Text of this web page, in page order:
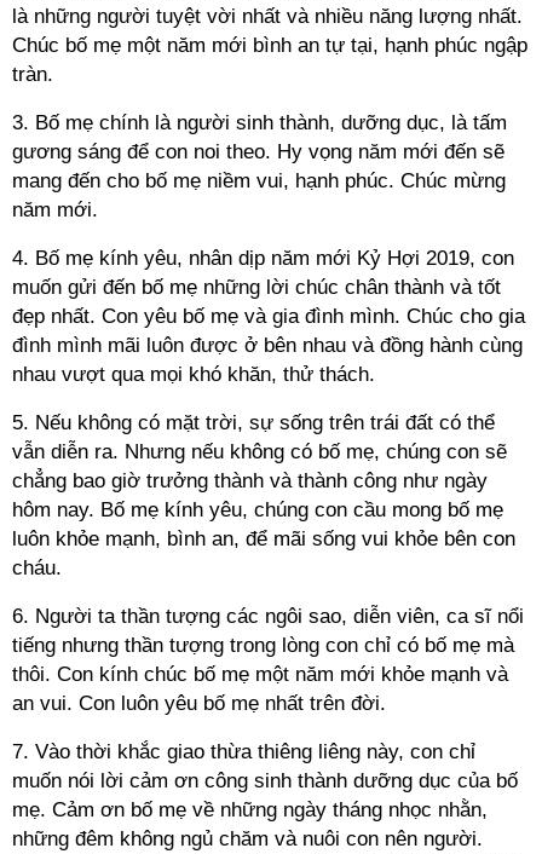
là những người tuyệt vời nhất và nhiều năng lượng nhất.
Chúc bố mẹ một năm mới bình an tự tại, hạnh phúc ngập
tràn.
3. Bố mẹ chính là người sinh thành, dưỡng dục, là tấm
gương sáng để con noi theo. Hy vọng năm mới đến sẽ
mang đến cho bố mẹ niềm vui, hạnh phúc. Chúc mừng
năm mới.
4. Bố mẹ kính yêu, nhân dịp năm mới Kỷ Hợi 2019, con
muốn gửi đến bố mẹ những lời chúc chân thành và tốt
đẹp nhất. Con yêu bố mẹ và gia đình mình. Chúc cho gia
đình mình mãi luôn được ở bên nhau và đồng hành cùng
nhau vượt qua mọi khó khăn, thử thách.
5. Nếu không có mặt trời, sự sống trên trái đất có thể
vẫn diễn ra. Nhưng nếu không có bố mẹ, chúng con sẽ
chẳng bao giờ trưởng thành và thành công như ngày
hôm nay. Bố mẹ kính yêu, chúng con cầu mong bố mẹ
luôn khỏe mạnh, bình an, để mãi sống vui khỏe bên con
cháu.
6. Người ta thần tượng các ngôi sao, diễn viên, ca sĩ nổi
tiếng nhưng thần tượng trong lòng con chỉ có bố mẹ mà
thôi. Con kính chúc bố mẹ một năm mới khỏe mạnh và
an vui. Con luôn yêu bố mẹ nhất trên đời.
7. Vào thời khắc giao thừa thiêng liêng này, con chỉ
muốn nói lời cảm ơn công sinh thành dưỡng dục của bố
mẹ. Cảm ơn bố mẹ về những ngày tháng nhọc nhằn,
những đêm không ngủ chăm và nuôi con nên người.